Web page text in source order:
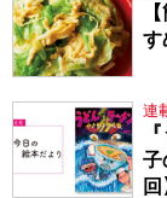
す
連
子
回